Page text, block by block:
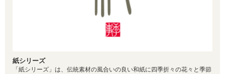
紙シリーズ
「紙シリーズ」は、伝統素材の風合いの良い和紙に四季折々の花々と季節